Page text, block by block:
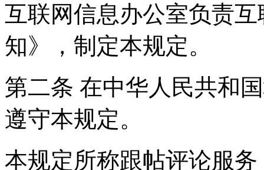
互联网信息办公室负责
知》，制定本规定。
第二条 在中华人民共和
遵守本规定。
本规定所称跟帖评论服